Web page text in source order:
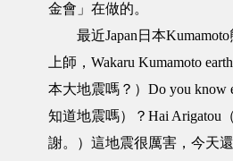
金會」在做的。
最近Japan日本Kumamoto
上師，Wakaru Kumamoto
本大地震嗎？）Do you know
知道地震嗎）？Hai Arigatou
謝。）這地震很厲害，今天